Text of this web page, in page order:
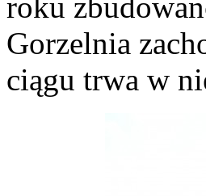
Gorzelnia
ciągu trwa w